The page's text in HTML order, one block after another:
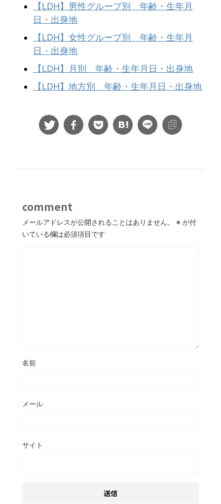
【LDH】男性グループ別 年齢・生年月
日・出身地
【LDH】女性グループ別 年齢・生年月
日・出身地
【LDH】月別 年齢・生年月日・出身地
【LDH】地方別 年齢・生年月日・出身地
comment
メールアドレスが公開されることはありません。 ※ が付
いている欄は必須項目です
名前
メール
サイト